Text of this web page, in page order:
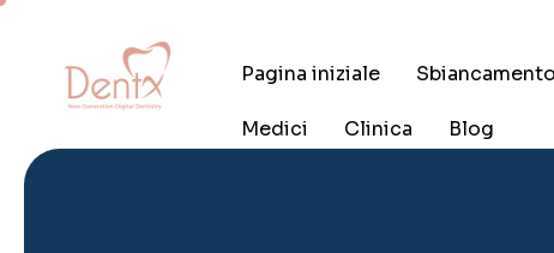
Pagina iniziale
Medici Clinica Blog